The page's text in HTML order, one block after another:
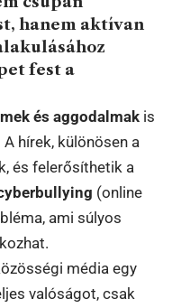
hanem aktívan
fest a
és aggodalmak is
hírek, különösen a
és felerősíthetik a
(online
ami súlyos
média egy
valóságot, csak